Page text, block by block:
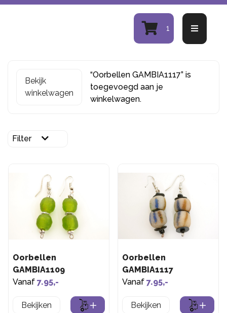
1
Bekijk
winkelwagen
“Oorbellen GAMBIA1117” is
toegevoegd aan je
winkelwagen.
Filter
Oorbellen
GAMBIA1109
Vanaf 7.95,-
Bekijken
Oorbellen
GAMBIA1117
Vanaf 7.95,-
Bekijken